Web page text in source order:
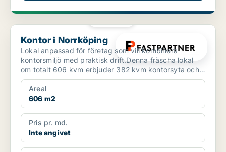
Kontor i Norrköping
Kontor i Norrköping
Lokal anpassad för företag som vill kombinera
kontorsmiljö med praktisk drift.Denna fräscha lokal
om totalt 606 kvm erbjuder 382 kvm kontorsyta och
224 kvm l...
Areal
606 m2
Pris pr. md.
Inte angivet